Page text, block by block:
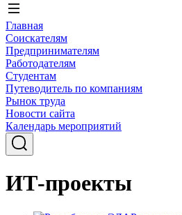
Главная
Соискателям
Предпринимателям
Работодателям
Студентам
Путеводитель по компаниям
Рынок труда
Новости сайта
Календарь мероприятий
ИТ-проекты